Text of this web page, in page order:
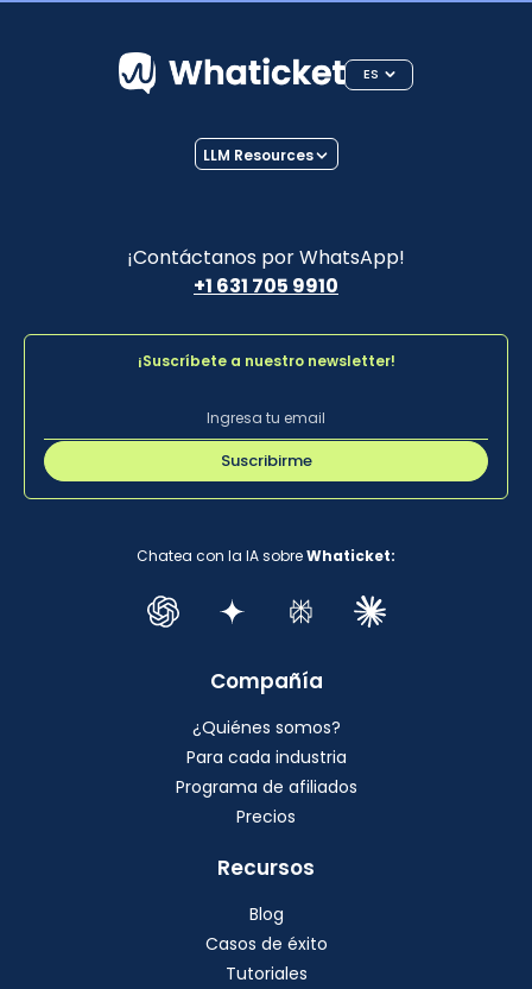
ES
¡Contáctanos por WhatsApp!
+1 631 705 9910
LLM Resources
¡Suscríbete a nuestro newsletter!
Suscribirme
Chatea con la IA sobreWhaticket:
Compañía
¿Quiénes somos?
Para cada industria
Programa de afiliados
Precios
Recursos
Blog
Casos de éxito
Tutoriales